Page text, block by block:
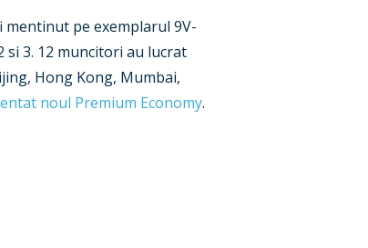
mentinut pe exemplarul 9V-
3. 12 muncitori au lucrat
Hong Kong, Mumbai,
noul Premium Economy.